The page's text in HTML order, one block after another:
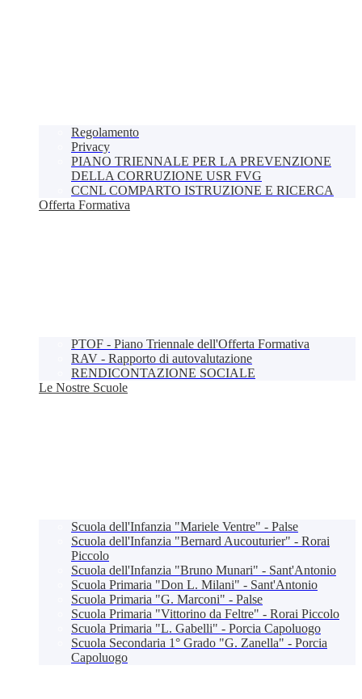
Regolamento
Privacy
PIANO TRIENNALE PER LA PREVENZIONE
DELLA CORRUZIONE USR FVG
CCNL COMPARTO ISTRUZIONE E RICERCA
Offerta Formativa
PTOF - Piano Triennale dell'Offerta Formativa
RAV - Rapporto di autovalutazione
RENDICONTAZIONE SOCIALE
Le Nostre Scuole
Scuola dell'Infanzia "Mariele Ventre" - Palse
Scuola dell'Infanzia "Bernard Aucouturier" - Rorai
Piccolo
Scuola dell'Infanzia "Bruno Munari" - Sant'Antonio
Scuola Primaria "Don L. Milani" - Sant'Antonio
Scuola Primaria "G. Marconi" - Palse
Scuola Primaria "Vittorino da Feltre" - Rorai Piccolo
Scuola Primaria "L. Gabelli" - Porcia Capoluogo
Scuola Secondaria 1° Grado "G. Zanella" - Porcia
Capoluogo